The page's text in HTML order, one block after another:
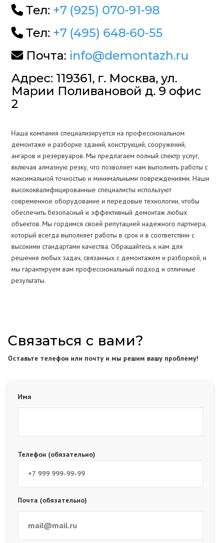
Тел: +7 (925) 070-91-98
Тел: +7 (495) 648-60-55
Почта: info@demontazh.ru
Адрес: 119361, г. Москва, ул.
Марии Поливановой д. 9 офис
2
Наша компания специализируется на профессиональном
демонтаже и разборке зданий, конструкций, сооружений,
ангаров и резервуаров. Мы предлагаем полный спектр услуг,
включая алмазную резку, что позволяет нам выполнять работы с
максимальной точностью и минимальными повреждениями. Наши
высококвалифицированные специалисты используют
современное оборудование и передовые технологии, чтобы
обеспечить безопасный и эффективный демонтаж любых
объектов. Мы гордимся своей репутацией надежного партнера,
который всегда выполняет работы в срок и в соответствии с
высокими стандартами качества. Обращайтесь к нам для
решения любых задач, связанных с демонтажем и разборкой, и
мы гарантируем вам профессиональный подход и отличные
результаты.
Связаться с вами?
Оставьте телефон или почту и мы решим вашу проблему!
Имя
Телефон (обязательно)
Почта (обязательно)